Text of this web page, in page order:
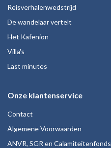
Reisverhalenwedstrijd
De wandelaar vertelt
Het Kafenion
Villa's
Last minutes
Onze klantenservice
Contact
Algemene Voorwaarden
ANVR, SGR en Calamiteitenfonds